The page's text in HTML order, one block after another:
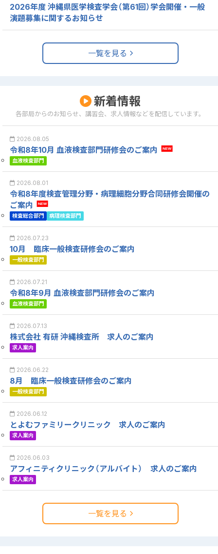
2026年度 沖縄県医学検査学会（第61回）学会開催・一般
演題募集に関するお知らせ
一覧を見る
新着情報
各部局からのお知らせ、講習会、求人情報などを配信しています。
2026.08.05
令和8年10月 血液検査部門研修会のご案内 NEW
血液検査部門
2026.08.01
令和8年度検査管理分野・病理細胞分野合同研修会開催の
ご案内
NEW
検査総合部門 病理検査部門
2026.07.23
10月 臨床一般検査研修会のご案内
一般検査部門
2026.07.21
令和8年9月 血液検査部門研修会のご案内
血液検査部門
2026.07.13
株式会社 有研 沖縄検査所 求人のご案内
求人案内
2026.06.22
8月 臨床一般検査研修会のご案内
一般検査部門
2026.06.12
とよむファミリークリニック 求人のご案内
求人案内
2026.06.03
アフィニティクリニック（アルバイト） 求人のご案内
求人案内
一覧を見る